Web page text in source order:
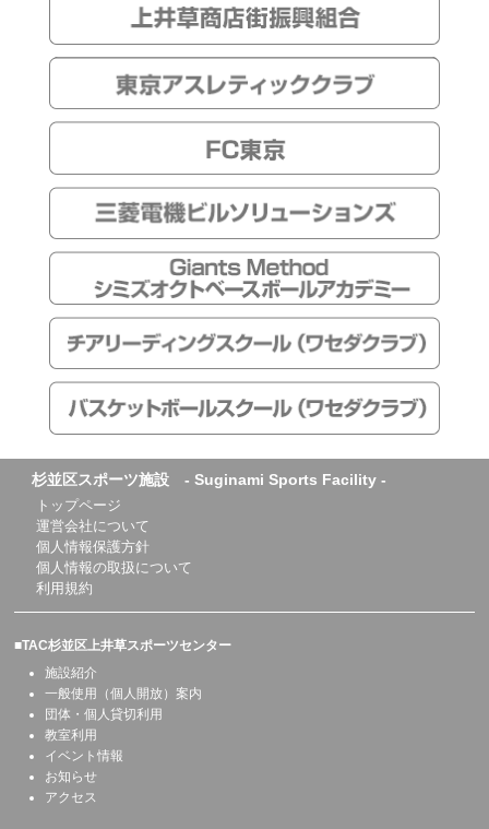
杉並区スポーツ施設 - Suginami Sports Facility -
トップページ
運営会社について
個人情報保護方針
個人情報の取扱について
利用規約
■TAC杉並区上井草スポーツセンター
施設紹介
一般使用（個人開放）案内
団体・個人貸切利用
教室利用
イベント情報
お知らせ
アクセス